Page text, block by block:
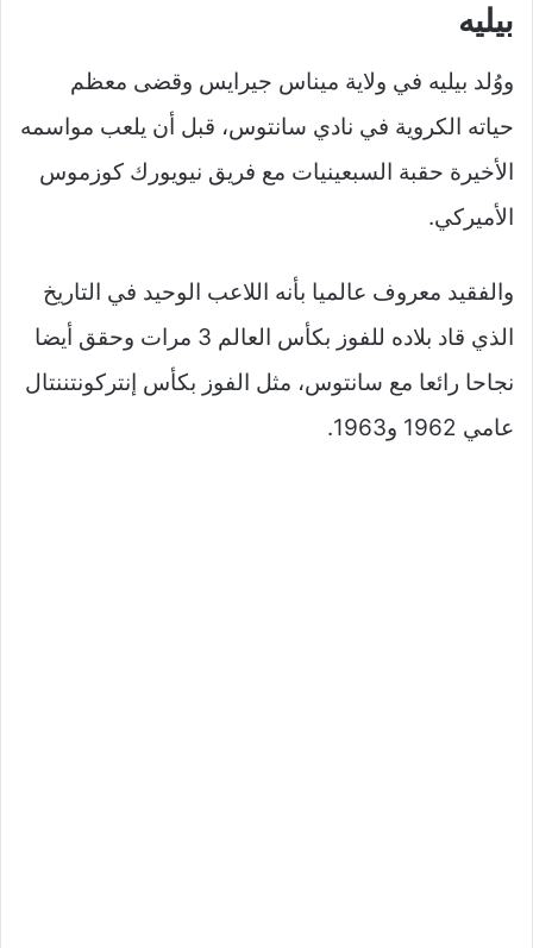
بيليه
ووُلد بيليه في ولاية ميناس جيرايس وقضى معظم
حياته الكروية في نادي سانتوس، قبل أن يلعب مواسمه
الأخيرة حقبة السبعينيات مع فريق نيويورك كوزموس
الأميركي.
والفقيد معروف عالميا بأنه اللاعب الوحيد في التاريخ
الذي قاد بلاده للفوز بكأس العالم 3 مرات وحقق أيضا
نجاحا رائعا مع سانتوس، مثل الفوز بكأس إنتركونتننتال
عامي 1962 و1963.